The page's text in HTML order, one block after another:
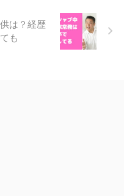
は？経歴
も